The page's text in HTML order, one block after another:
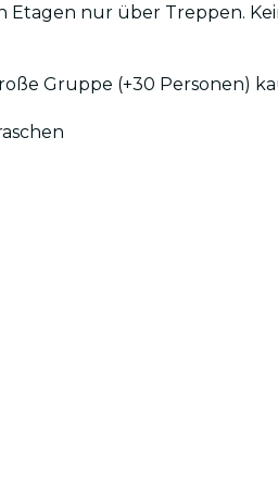
Etagen nur über Treppen.
Gruppe (+30 Personen)